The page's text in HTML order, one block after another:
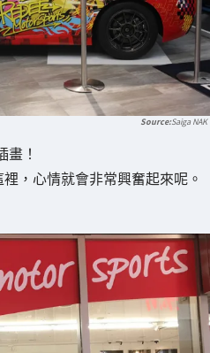
Saiga NAK
！
，心情就會非常興奮起來呢。